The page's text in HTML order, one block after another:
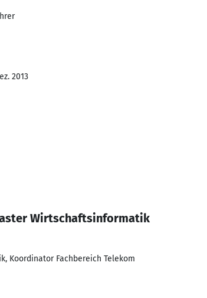
2013
Wirtschaftsinformatik
Koordinator Fachbereich Telekom